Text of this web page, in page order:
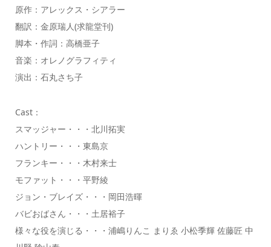
原作：アレックス・シアラー
翻訳：金原瑞人(求龍堂刊)
脚本・作詞：高橋亜子
音楽：オレノグラフィティ
演出：石丸さち子
Cast：
スマッジャー・・・北川拓実
ハントリー・・・東島京
フランキー・・・木村来士
モファット・・・平野綾
ジョン・ブレイズ・・・岡田浩暉
バビおばさん・・・土居裕子
様々な役を演じる・・・浦嶋りんこ まりゑ 小松季輝 佐藤匠 中